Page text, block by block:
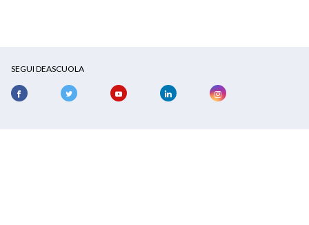
SEGUI DEASCUOLA